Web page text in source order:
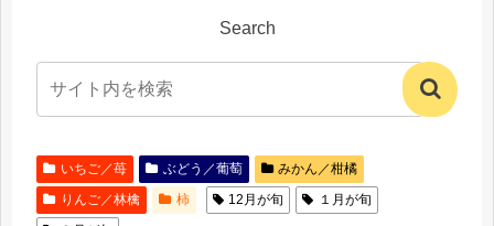
Search
いちご／苺 ぶどう／葡萄
みかん／柑橘
りんご／林檎
柿 12月が旬
１月が旬